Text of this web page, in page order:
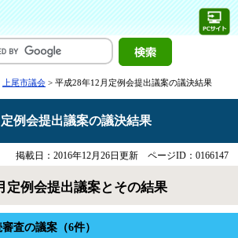
上尾市議会 > 平成28年12月定例会提出議案の議決結果
例会提出議案の議決結果
掲載日：2016年12月26日更新 ページID：0166147
定例会提出議案とその結果
査の議案（6件）